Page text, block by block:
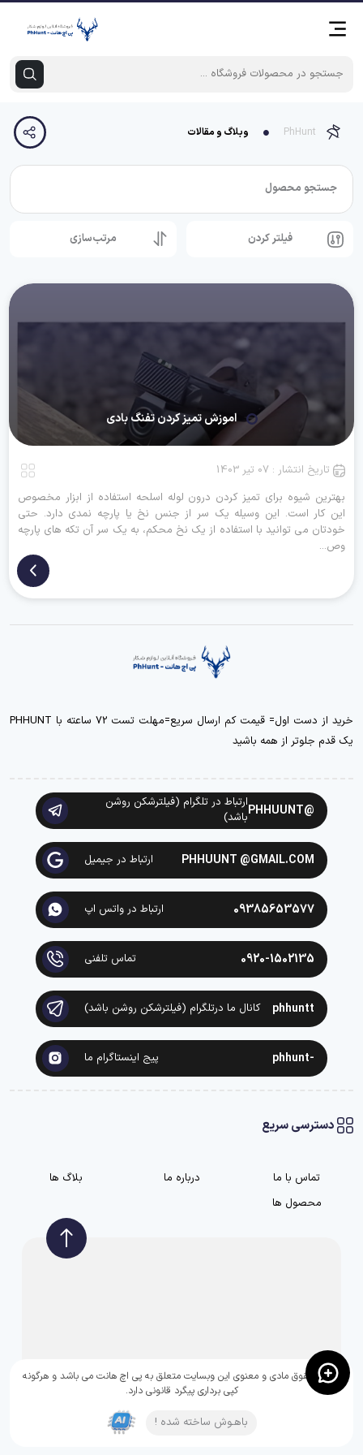
PhHunt وبلاگ و مقالات
جستجو محصول
فیلتر کردن مرتب‌سازی
اموزش تمیز کردن تفنگ بادی
تاریخ انتشار : 07 تیر 1403
بهترین شیوه برای تمیز کردن درون لوله اسلحه استفاده از ابزار مخصوص
این کار است. این وسیله یک سر از جنس نخ یا پارچه نمدی دارد. حتی
خودتان می توانید با استفاده از یک نخ محکم، به یک سر آن تکه های پارچه
وص...
خرید از دست اول= قیمت کم ارسال سریع=مهلت تست 72 ساعته با PHHUNT
یک قدم جلوتر از همه باشید
@PHHUUNT
ارتباط در تلگرام (فیلترشکن روشن
باشد)
PHHUUNT @GMAIL.COM ارتباط در جیمیل
09385653577 ارتباط در واتس اپ
0920-1502135 تماس تلفنی
phhuntt کانال ما درتلگرام (فیلترشکن روشن باشد)
-phhunt پیج اینستاگرام ما
دسترسی سریع
تماس با ما درباره ما
بلاگ ها
محصول ها
تمامی حقوق مادی و معنوی این وبسایت متعلق به پی اچ هانت می باشد و هرگونه
کپی برداری پیگرد قانونی دارد.
باهـوش ساخته شده !